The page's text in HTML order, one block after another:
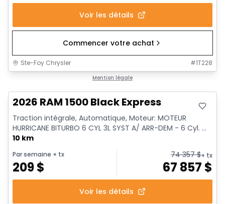
Voir les détails
Commencer votre achat
Ste-Foy Chrysler #1T228
Mention légale
2026 RAM 1500 Black Express
Traction intégrale, Automatique, Moteur: MOTEUR
HURRICANE BITURBO 6 CYL 3L SYST A/ ARR-DEM - 6 Cyl. ...
10 km
Par semaine + tx
209$
74 357$+ tx
67 857 $
Voir les détails